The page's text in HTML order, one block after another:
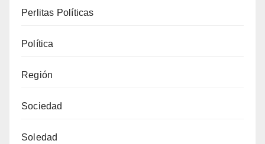
Perlitas Políticas
Política
Región
Sociedad
Soledad